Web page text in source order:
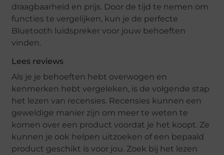
draagbaarheid en prijs. Door de tijd te nemen om
functies te vergelijken, kun je de perfecte
Bluetooth luidspreker voor jouw behoeften
vinden.
Lees reviews
Als je je behoeften hebt overwogen en
kenmerken hebt vergeleken, is de volgende stap
het lezen van recensies. Recensies kunnen een
geweldige manier zijn om meer te weten te
komen over een product voordat je het koopt. Ze
kunnen je ook helpen uitzoeken of een bepaald
product geschikt is voor jou. Zoek bij het lezen